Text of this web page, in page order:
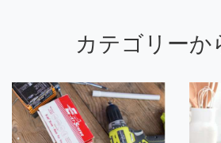
カテゴリーか